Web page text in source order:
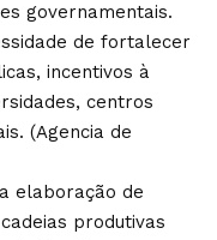
governamentais.
de fortalecer
incentivos à
centros
(Agencia de
elaboração de
produtivas